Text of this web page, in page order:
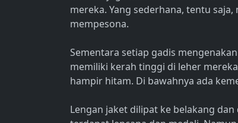
mereka. Yang sederhana, tentu
mempesona.
Sementara setiap gadis
memiliki kerah tinggi di leher
hampir hitam. Di bawahnya ada
Lengan jaket dilipat ke belakang